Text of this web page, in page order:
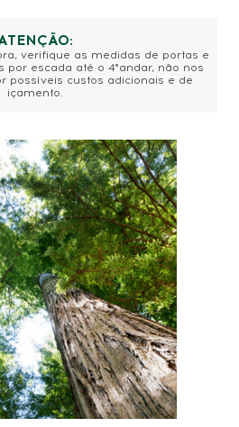
verifique as medidas de portas e
por escada até o 4°andar, não nos
possíveis custos adicionais e de
içamento.